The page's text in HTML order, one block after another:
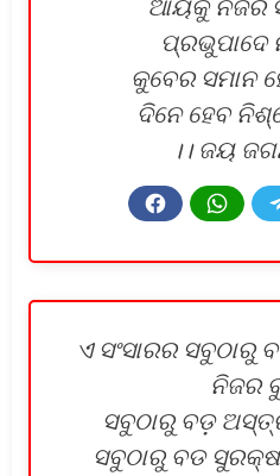
ଆୟକୁ ନିଜର
ପ୍ରଭୁପାଦେ
କୁବେର ସମାନ
ଦିନେ ହେବ
।। ଜୟ
ଏ ସଂସାରର
ନିଜର
ସବୁଠାରୁ ବଡ଼
ସବୁଠାରୁ ବଡ